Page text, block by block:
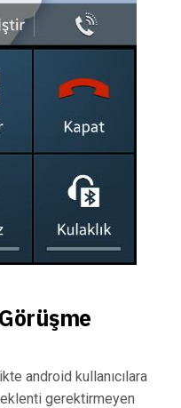
android kullanıcılara
gerektirmeyen